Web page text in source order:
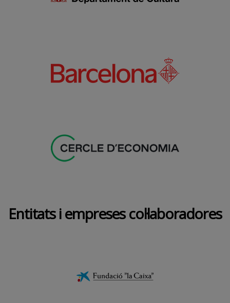
Entitats i empreses col·laboradores